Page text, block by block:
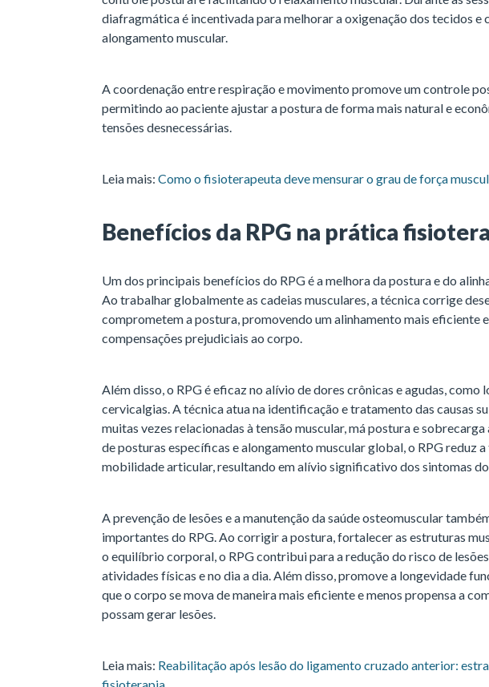
diafragmática é incentivada para melhorar a oxigenação dos tecidos e
alongamento muscular.
A coordenação entre respiração e movimento promove um controle
permitindo ao paciente ajustar a postura de forma mais natural e
tensões desnecessárias.
Leia mais: Como o fisioterapeuta deve mensurar o grau de força
Benefícios da RPG na prática
Um dos principais benefícios do RPG é a melhora da postura e do
Ao trabalhar globalmente as cadeias musculares, a técnica corrige
comprometem a postura, promovendo um alinhamento mais eficiente
compensações prejudiciais ao corpo.
Além disso, o RPG é eficaz no alívio de dores crônicas e agudas, como
cervicalgias. A técnica atua na identificação e tratamento das causas
muitas vezes relacionadas à tensão muscular, má postura e
de posturas específicas e alongamento muscular global, o RPG reduz a
mobilidade articular, resultando em alívio significativo dos sintomas
A prevenção de lesões e a manutenção da saúde osteomuscular
importantes do RPG. Ao corrigir a postura, fortalecer as estruturas
o equilíbrio corporal, o RPG contribui para a redução do risco de
atividades físicas e no dia a dia. Além disso, promove a longevidade
que o corpo se mova de maneira mais eficiente e menos propensa a
possam gerar lesões.
Leia mais: Reabilitação após lesão do ligamento cruzado anterior: